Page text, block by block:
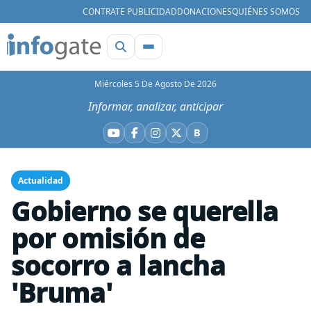
CONTRATE PUBLICIDADDONACIONESQUIÉNES SOMOS
Miércoles 5 De Agosto De 2026
Informar, analizar, anticipar
YouTube
Facebook
Instagram
X BBluesky
Actualidad
Gobierno se querella
por omisión de
socorro a lancha
'Bruma'